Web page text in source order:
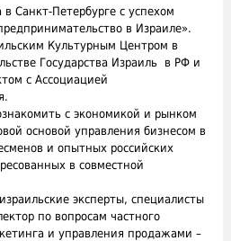
Санкт-Петербурге с успехом
в Израиле».
Культурным Центром в
Государства Израиль в РФ и
с Ассоциацией
с экономикой и рынком
основой управления бизнесом в
и опытных российских
в совместной
эксперты, специалисты
по вопросам частного
и управления продажами –